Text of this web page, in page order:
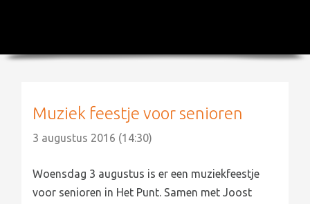
Muziek feestje voor senioren
3 augustus 2016 (14:30)
Woensdag 3 augustus is er een muziekfeestje
voor senioren in Het Punt. Samen met Joost